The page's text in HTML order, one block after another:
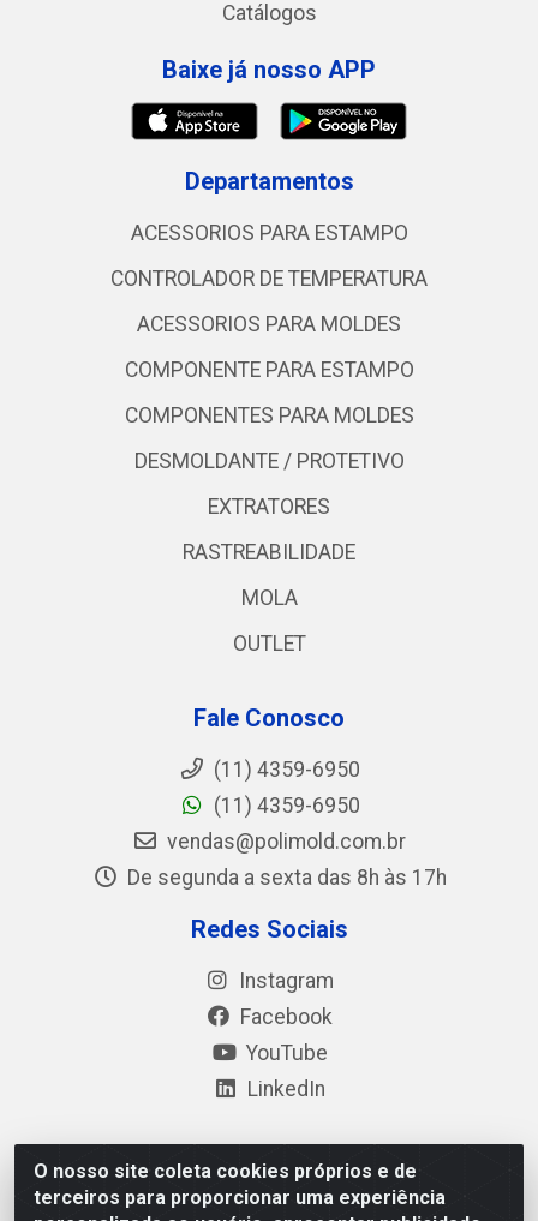
O nosso site coleta cookies próprios e de
terceiros para proporcionar uma experiência
Catálogos
Baixe já nosso APP
Departamentos
ACESSORIOS PARA ESTAMPO
CONTROLADOR DE TEMPERATURA
ACESSORIOS PARA MOLDES
COMPONENTE PARA ESTAMPO
COMPONENTES PARA MOLDES
DESMOLDANTE / PROTETIVO
EXTRATORES
RASTREABILIDADE
MOLA
OUTLET
Fale Conosco
(11) 4359-6950
(11) 4359-6950
vendas@polimold.com.br
De segunda a sexta das 8h às 17h
Redes Sociais
Instagram
Facebook
YouTube
LinkedIn
Polimold Industrial Ltda - Estrada dos Casa, 4585 – São
Bernardo do Campo / SP – CEP: 09.840-000 - CNPJ